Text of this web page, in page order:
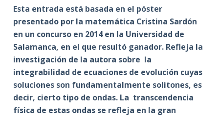
n
d
o
Esta entrada está basada en el póster
presentado por la matemática Cristina Sardón
en un concurso en 2014 en la Universidad de
Salamanca, en el que resultó ganador. Refleja la
investigación de la autora sobre la
integrabilidad de ecuaciones de evolución cuyas
soluciones son fundamentalmente solitones, es
decir, cierto tipo de ondas. La transcendencia
física de estas ondas se refleja en la gran